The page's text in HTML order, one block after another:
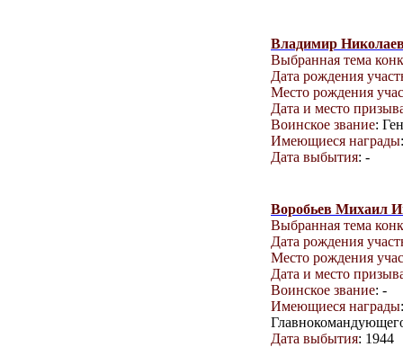
Владимир
Выбранная тема
Дата рождения
Место рождения
Дата и место
Воинское звание:
Имеющиеся награды
Дата выбытия: -
Воробьев Михаил
Выбранная тема
Дата рождения
Место рождения
Дата и место
Воинское звание: -
Имеющиеся награды
Дата выбытия: 1944